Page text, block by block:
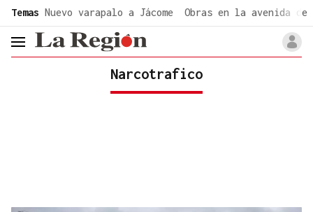
Temas Nuevo varapalo a Jácome Obras en la avenida de
header.menu.open
Narcotrafico